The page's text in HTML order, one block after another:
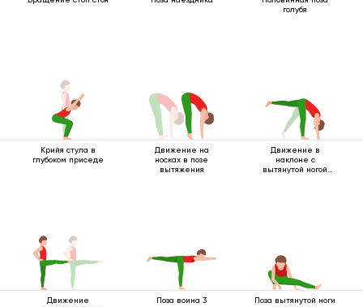
голубя
Крийя стула в
глубоком приседе
Движение на
носках в позе
вытяжения
Движение в
наклоне с
вытянутой ногой
Движение
Поза воина 3
Поза вытянутой ноги